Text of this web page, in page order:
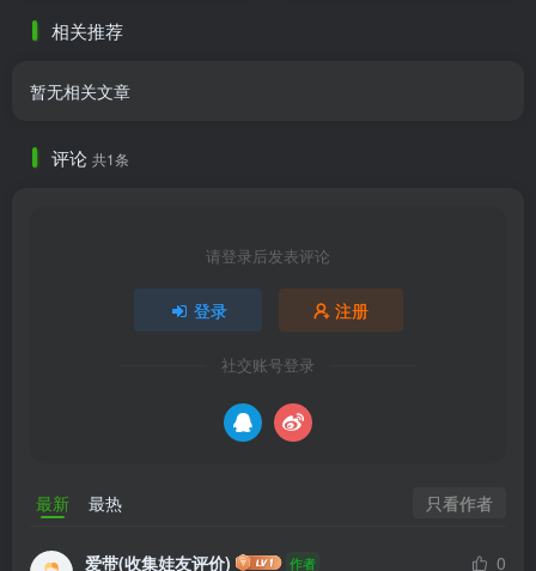
相关推荐
暂无相关文章
评论 共1条
请登录后发表评论
登录 注册
社交账号登录
最新 最热 只看作者
爱带(收集娃友评价) 作者 0